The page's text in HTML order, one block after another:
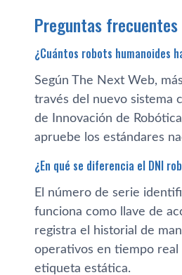
Preguntas frecuentes
¿Cuántos robots humanoides
Según The Next Web,
través del nuevo sistema
de Innovación de
apruebe los estándares
¿En qué se diferencia el DNI
El número de serie
funciona como llave de
registra el historial de
operativos en tiempo real
etiqueta estática.